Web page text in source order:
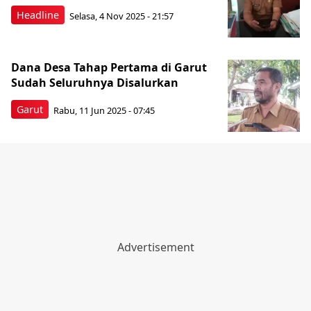
Headline Selasa, 4 Nov 2025 - 21:57
Garut
Dana Desa Tahap Pertama di Garut
Sudah Seluruhnya Disalurkan
Rabu, 11 Jun 2025 - 07:45